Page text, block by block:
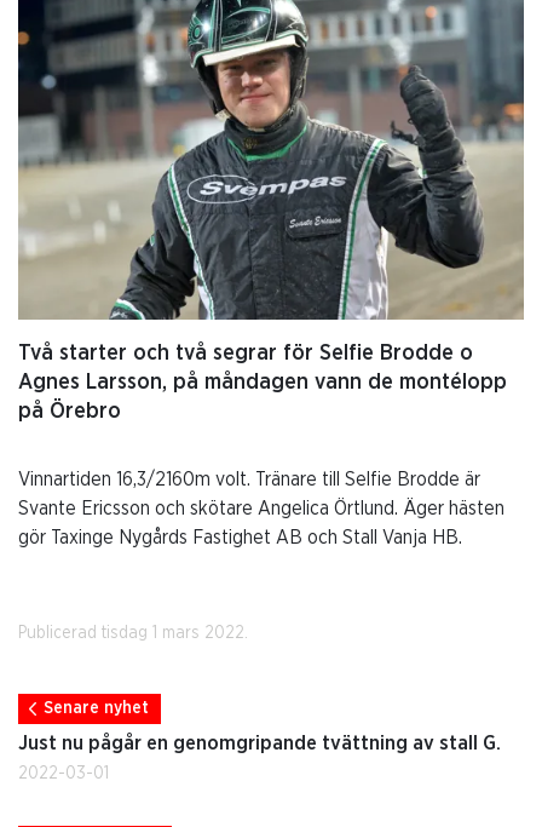
Två starter och två segrar för Selfie Brodde o
Agnes Larsson, på måndagen vann de montélopp
på Örebro
Vinnartiden 16,3/2160m volt. Tränare till Selfie Brodde är
Svante Ericsson och skötare Angelica Örtlund. Äger hästen
gör Taxinge Nygårds Fastighet AB och Stall Vanja HB.
Publicerad tisdag 1 mars 2022.
Senare nyhet
Just nu pågår en genomgripande tvättning av stall G.
2022-03-01